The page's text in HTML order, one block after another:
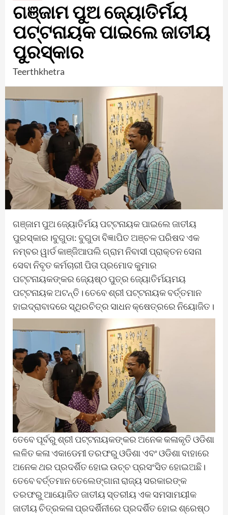
ଗଞ୍ଜାମ ପୁଅ ଜ୍ୟୋତିର୍ମୟ
ପଟ୍ଟନାୟକ ପାଇଲେ ଜାତୀୟ
ପୁରସ୍କାର
Teerthkhetra
ଗଞ୍ଜାମ ପୁଅ ଜ୍ୟୋତିର୍ମୟ ପଟ୍ଟନାୟକ ପାଇଲେ ଜାତୀୟ
ପୁରସ୍କାର।ବୁଗୁଡା: ବୁଗୁଡା ବିଜ୍ଞାପିତ ଅଞ୍ଚଳ ପରିଷଦ ଏକ
ନମ୍ବର ୱାର୍ଡ କାଞ୍ଜିଆପଲି ଗ୍ରାମ ନିବାସୀ ପ୍ରାକ୍ତନ ସେନା
ସେବା ନିବୃତ କର୍ମଚାରୀ ପିତା ପ୍ରମୋଦ କୁମାର
ପଟ୍ଟନାୟକଙ୍କର ଜ୍ୟେଷ୍ଠ ପୁତ୍ର ଜ୍ୟୋତିର୍ମୟମୟ
ପଟ୍ଟନାୟକ ଅଟନ୍ତି। ତେବେ ଶ୍ରୀ ପଟ୍ଟନାୟକ ବର୍ତ୍ତମାନ
ହାଇଦ୍ରାବାଦରେ ସ୍ଥିରଚିତ୍ର ସାଧନ କ୍ଷେତ୍ରରେ ନିୟୋଜିତ।
ତେବେ ପୂର୍ବରୁ ଶ୍ରୀ ପଟ୍ଟନାୟକଙ୍କର ଅନେକ କଳାକୃତି ଓଡିଶା
ଲଳିତ କଳା ଏକାଡେମୀ ତରଫରୁ ଓଡିଶା ଏବଂ ଓଡିଶା ବାହାରେ
ଅନେକ ଥର ପ୍ରଦର୍ଶିତ ହୋଇ ଉଚ୍ଚ ପ୍ରସଂସିତ ହୋଇଅଛି।
ତେବେ ବର୍ତ୍ତମାନ ତେଲେଙ୍ଗାନା ରାଜ୍ୟ ସରକାରଙ୍କ
ତରଫରୁ ଆୟୋଜିତ ଜାତୀୟ ସ୍ତରୀୟ ଏକ ସମସାମୟୀକ
ଜାତୀୟ ଚିତ୍ରକଳା ପ୍ରଦର୍ଶିନୀରେ ପ୍ରଦର୍ଶିତ ହୋଇ ଶ୍ରେଷ୍ଠ